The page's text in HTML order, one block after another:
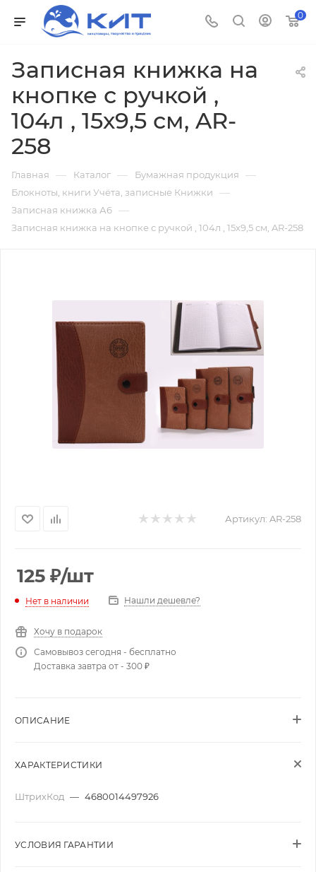
0
Записная книжка на
кнопке с ручкой ,
104л , 15х9,5 см, AR-
258
Главная — Каталог — Бумажная продукция —
Блокноты, книги Учёта, записные Книжки —
Записная книжка А6 —
Записная книжка на кнопке с ручкой , 104л , 15х9,5 см, AR-258
Артикул: AR-258
125 ₽/шт
Нет в наличии Нашли дешевле?
Хочу в подарок
Самовывоз сегодня - бесплатно
Доставка завтра от - 300 ₽
ОПИСАНИЕ
ХАРАКТЕРИСТИКИ
ШтрихКод — 4680014497926
УСЛОВИЯ ГАРАНТИИ